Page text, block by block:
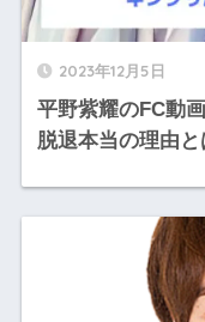
2023年12月5日
平野紫耀のFC動
脱退本当の理由と